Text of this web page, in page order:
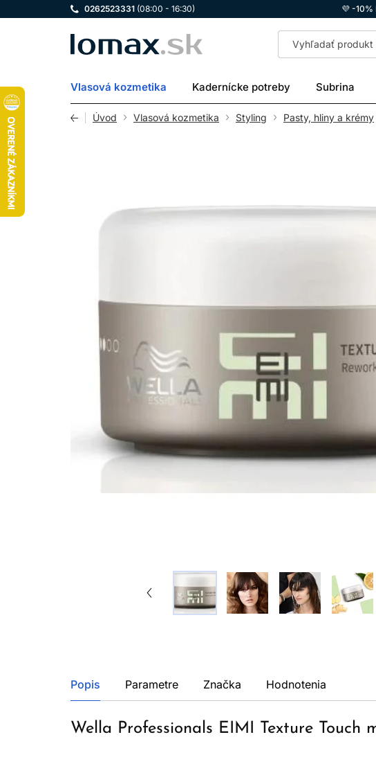
0262523331 (08:00 - 16:30) 💜 -10%
LOMAX
Vlasová kozmetika Kadernícke potreby Subrina
Úvod Vlasová kozmetika Styling Pasty, hliny a krémy
Popis Parametre Značka Hodnotenia
Wella Professionals EIMI Texture Touch